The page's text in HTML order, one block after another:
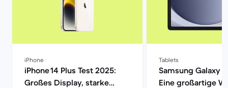
iPhone
iPhone 14 Plus Test 2025:
Großes Display, starke
Tablets
Samsung Galaxy
Eine großartige